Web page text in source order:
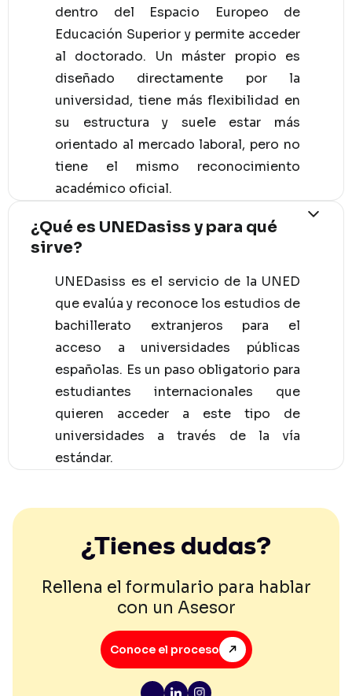
dentro del Espacio Europeo de
Educación Superior y permite acceder
al doctorado. Un máster propio es
diseñado directamente por la
universidad, tiene más flexibilidad en
su estructura y suele estar más
orientado al mercado laboral, pero no
tiene el mismo reconocimiento
académico oficial.
¿Qué es UNEDasiss y para qué
sirve?
UNEDasiss es el servicio de la UNED
que evalúa y reconoce los estudios de
bachillerato extranjeros para el
acceso a universidades públicas
españolas. Es un paso obligatorio para
estudiantes internacionales que
quieren acceder a este tipo de
universidades a través de la vía
estándar.
¿Tienes dudas?
Rellena el formulario para hablar
con un Asesor
Conoce el proceso